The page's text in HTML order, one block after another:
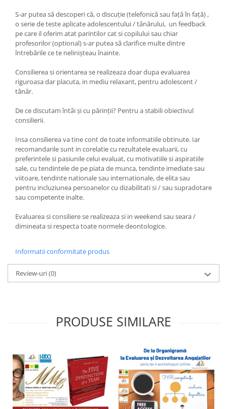
S-ar putea să descoperi că, o discuție (telefonică sau față în față) ,
o serie de teste aplicate adolescentului / tânărului, un feedback
pe care il oferim atat parintilor cat si copilului sau chiar
profesorilor (optional) s-ar putea să clarifice multe dintre
întrebările ce te nelinișteau înainte.
Consilierea si orientarea se realizeaza doar dupa evaluarea
riguroasa dar placuta, in mediu relaxant, pentru adolescent /
tânăr.
De ce discutam întâi și cu părinții? Pentru a stabili obiectivul
consilierii.
Insa consilierea va tine cont de toate informatiile obtinute. Iar
recomandarile sunt in corelatie cu rezultatele evaluarii, cu
preferintele si pasiunile celui evaluat, cu motivatiile si aspiratiile
sale, cu tendintele de pe piata de munca, tendinte imediate sau
viitoare, tendinte nationale sau internationale, de elita sau
pentru incluziunea persoanelor cu dizabilitati si / sau supradotare
sau competente inalte.
Evaluarea si consiliere se realizeaza si in weekend sau seara /
dimineata si respecta toate normele deontologice.
Informatii conformitate produs
Review-uri(0)
PRODUSE SIMILARE